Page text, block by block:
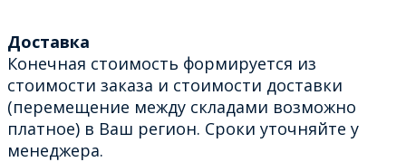
Доставка
Конечная стоимость формируется из
стоимости заказа и стоимости доставки
(перемещение между складами возможно
платное) в Ваш регион. Сроки уточняйте у
менеджера.